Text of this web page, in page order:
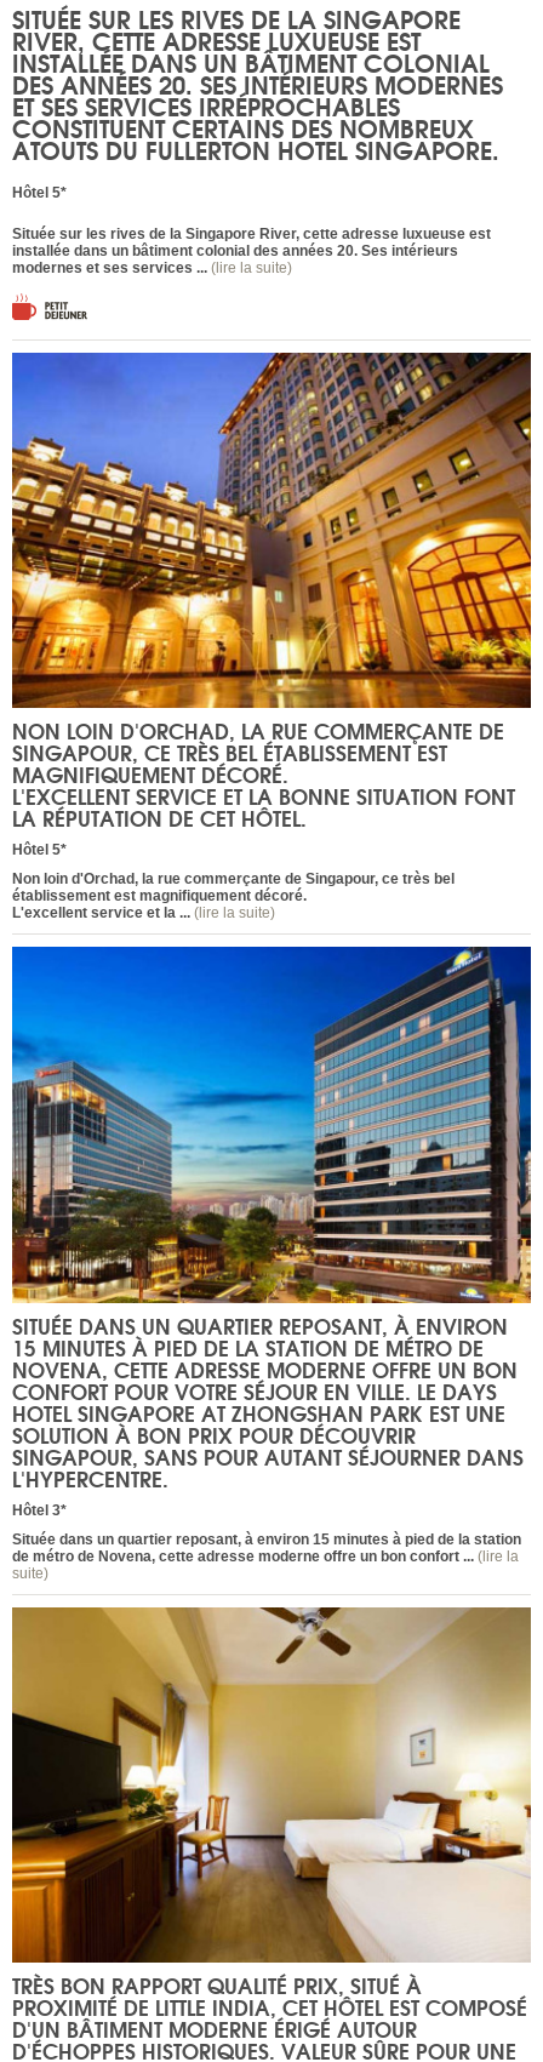
SITUÉE SUR LES RIVES DE LA SINGAPORE
RIVER, CETTE ADRESSE LUXUEUSE EST
INSTALLÉE DANS UN BÂTIMENT COLONIAL
DES ANNÉES 20. SES INTÉRIEURS MODERNES
ET SES SERVICES IRRÉPROCHABLES
CONSTITUENT CERTAINS DES NOMBREUX
ATOUTS DU FULLERTON HOTEL SINGAPORE.
Hôtel 5*
Située sur les rives de la Singapore River, cette adresse luxueuse est
installée dans un bâtiment colonial des années 20. Ses intérieurs
modernes et ses services ... (lire la suite)
NON LOIN D'ORCHAD, LA RUE COMMERÇANTE DE
SINGAPOUR, CE TRÈS BEL ÉTABLISSEMENT EST
MAGNIFIQUEMENT DÉCORÉ.
L'EXCELLENT SERVICE ET LA BONNE SITUATION FONT
LA RÉPUTATION DE CET HÔTEL.
Hôtel 5*
Non loin d'Orchad, la rue commerçante de Singapour, ce très bel
établissement est magnifiquement décoré.
L'excellent service et la ... (lire la suite)
SITUÉE DANS UN QUARTIER REPOSANT, À ENVIRON
15 MINUTES À PIED DE LA STATION DE MÉTRO DE
NOVENA, CETTE ADRESSE MODERNE OFFRE UN BON
CONFORT POUR VOTRE SÉJOUR EN VILLE. LE DAYS
HOTEL SINGAPORE AT ZHONGSHAN PARK EST UNE
SOLUTION À BON PRIX POUR DÉCOUVRIR
SINGAPOUR, SANS POUR AUTANT SÉJOURNER DANS
L'HYPERCENTRE.
Hôtel 3*
Située dans un quartier reposant, à environ 15 minutes à pied de la station
de métro de Novena, cette adresse moderne offre un bon confort ... (lire la
suite)
TRÈS BON RAPPORT QUALITÉ PRIX, SITUÉ À
PROXIMITÉ DE LITTLE INDIA, CET HÔTEL EST COMPOSÉ
D'UN BÂTIMENT MODERNE ÉRIGÉ AUTOUR
D'ÉCHOPPES HISTORIQUES. VALEUR SÛRE POUR UNE